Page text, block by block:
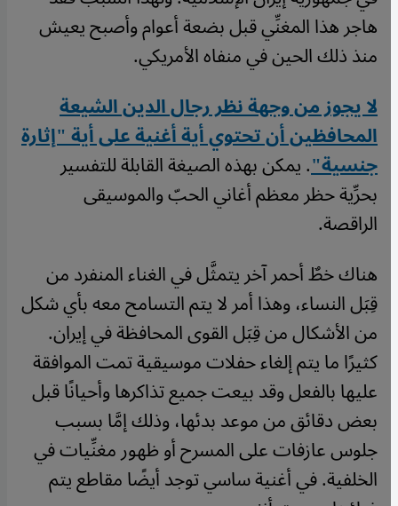
هاجر هذا المغنِّي قبل بضعة أعوام وأصبح يعيش
منذ ذلك الحين في منفاه الأمريكي.
لا يجوز من وجهة نظر رجال الدين الشيعة
المحافظين أن تحتوي أية أغنية على أية "إثارة
جنسية". يمكن بهذه الصيغة القابلة للتفسير
بحرِّية حظر معظم أغاني الحبّ والموسيقى
الراقصة.
هناك خطٌ أحمر آخر يتمثَّل في الغناء المنفرد من
قِبَل النساء، وهذا أمر لا يتم التسامح معه بأي شكل
من الأشكال من قِبَل القوى المحافظة في إيران.
كثيرًا ما يتم إلغاء حفلات موسيقية تمت الموافقة
عليها بالفعل وقد بيعت جميع تذاكرها وأحيانًا قبل
بعض دقائق من موعد بدئها، وذلك إمَّا بسبب
جلوس عازفات على المسرح أو ظهور مغنِّيات في
الخلفية. في أغنية ساسي توجد أيضًا مقاطع يتم